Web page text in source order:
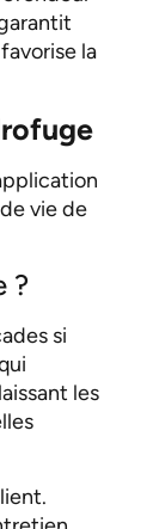
la
vie de
?
si
les